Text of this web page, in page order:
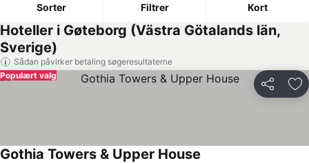
Sorter Filtrer Kort
Hoteller i Gøteborg (Västra Götalands län,
Sverige)
Sådan påvirker betaling søgeresultaterne
Del
Populært valg
Gothia Towers & Upper House